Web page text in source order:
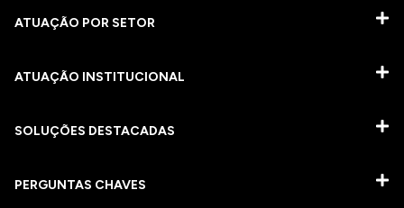
ATUAÇÃO POR SETOR
ATUAÇÃO INSTITUCIONAL
SOLUÇÕES DESTACADAS
PERGUNTAS CHAVES​